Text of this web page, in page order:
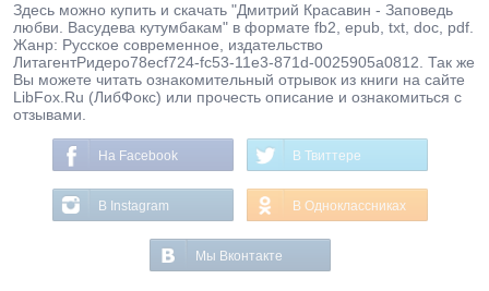
Здесь можно купить и скачать "Дмитрий Красавин - Заповедь
любви. Васудева кутумбакам" в формате fb2, epub, txt, doc, pdf.
Жанр: Русское современное, издательство
ЛитагентРидеро78ecf724-fc53-11e3-871d-0025905a0812. Так же
Вы можете читать ознакомительный отрывок из книги на сайте
LibFox.Ru (ЛибФокс) или прочесть описание и ознакомиться с
отзывами.
На Facebook В Твиттере
В Instagram В Одноклассниках
Мы Вконтакте